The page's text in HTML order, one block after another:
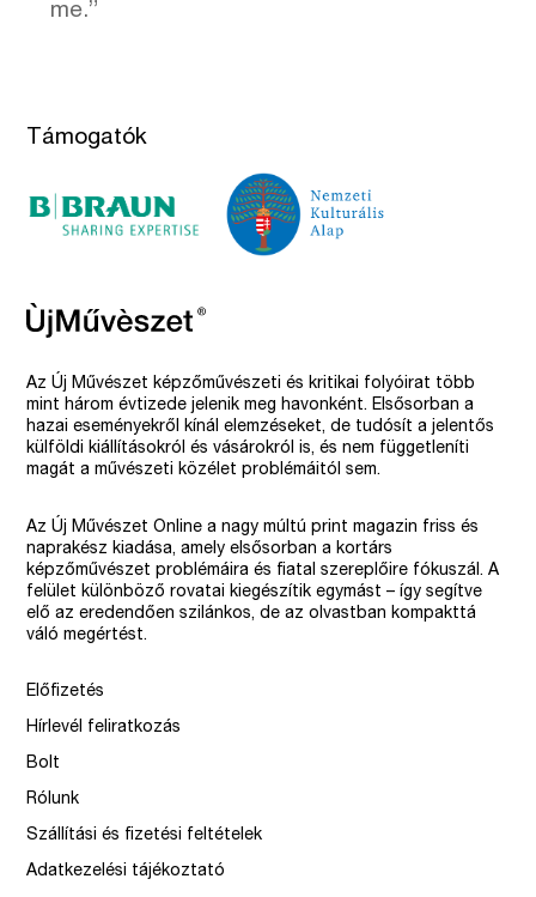
me.”
Támogatók
Az Új Művészet képzőművészeti és kritikai folyóirat több
mint három évtizede jelenik meg havonként. Elsősorban a
hazai eseményekről kínál elemzéseket, de tudósít a jelentős
külföldi kiállításokról és vásárokról is, és nem függetleníti
magát a művészeti közélet problémáitól sem.
Az Új Művészet Online a nagy múltú print magazin friss és
naprakész kiadása, amely elsősorban a kortárs
képzőművészet problémáira és fiatal szereplőire fókuszál. A
felület különböző rovatai kiegészítik egymást – így segítve
elő az eredendően szilánkos, de az olvastban kompakttá
váló megértést.
Előfizetés
Hírlevél feliratkozás
Bolt
Rólunk
Szállítási és fizetési feltételek
Adatkezelési tájékoztató